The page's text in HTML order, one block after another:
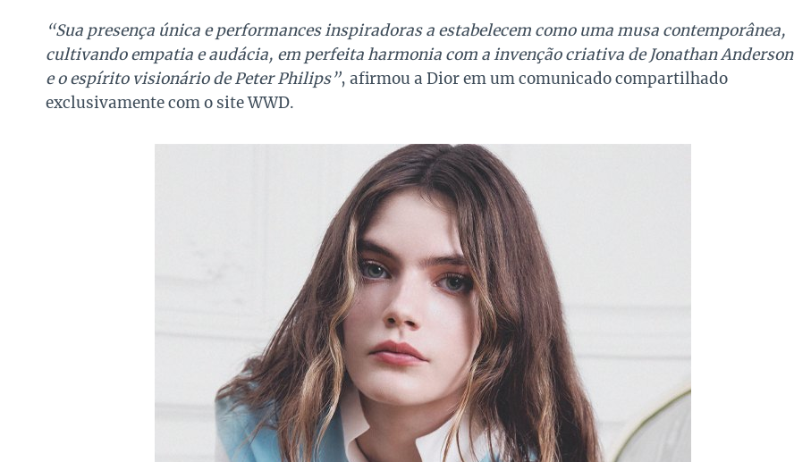
“Sua presença única e performances inspiradoras a estabelecem como uma musa contemporânea,
cultivando empatia e audácia, em perfeita harmonia com a invenção criativa de Jonathan Anderson
e o espírito visionário de Peter Philips”, afirmou a Dior em um comunicado compartilhado
exclusivamente com o site WWD.